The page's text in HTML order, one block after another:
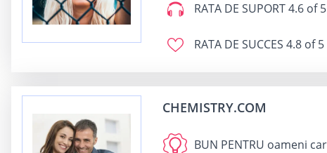
RATA DE SUPORT4.6 of 5
RATA DE SUCCES 4.8 of 5
CHEMISTRY.COM
BUN PENTRU oameni